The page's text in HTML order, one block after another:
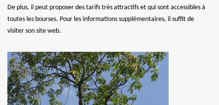
De plus, il peut proposer des tarifs très attractifs et qui sont accessibles à
toutes les bourses. Pour les informations supplémentaires, il suffit de
visiter son site web.